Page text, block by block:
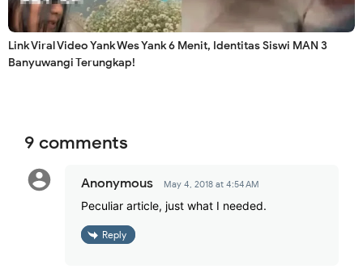
Link Viral Video Yank Wes Yank 6 Menit, Identitas Siswi MAN 3
Banyuwangi Terungkap!
9 comments
Anonymous May 4, 2018 at 4:54 AM
Peculiar article, just what I needed.
Reply